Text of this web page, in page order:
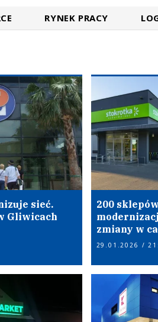
RYNEK PRACY
sieć.
Gliwicach
200
zmiany w
29.01.2026 /